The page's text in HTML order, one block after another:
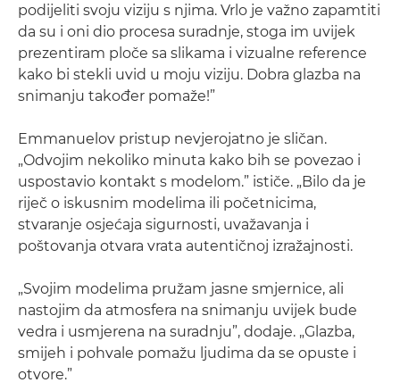
podijeliti svoju viziju s njima. Vrlo je važno zapamtiti
da su i oni dio procesa suradnje, stoga im uvijek
prezentiram ploče sa slikama i vizualne reference
kako bi stekli uvid u moju viziju. Dobra glazba na
snimanju također pomaže!”
Emmanuelov pristup nevjerojatno je sličan.
„Odvojim nekoliko minuta kako bih se povezao i
uspostavio kontakt s modelom.” ističe. „Bilo da je
riječ o iskusnim modelima ili početnicima,
stvaranje osjećaja sigurnosti, uvažavanja i
poštovanja otvara vrata autentičnoj izražajnosti.
„Svojim modelima pružam jasne smjernice, ali
nastojim da atmosfera na snimanju uvijek bude
vedra i usmjerena na suradnju”, dodaje. „Glazba,
smijeh i pohvale pomažu ljudima da se opuste i
otvore.”